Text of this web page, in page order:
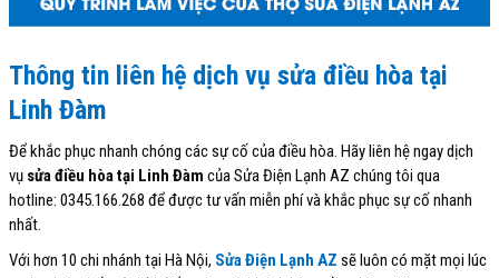
Thông tin liên hệ dịch vụ sửa điều hòa tại
Linh Đàm
Để khắc phục nhanh chóng các sự cố của điều hòa. Hãy liên hệ ngay dịch
vụ sửa điều hòa tại Linh Đàm của Sửa Điện Lạnh AZ chúng tôi qua
hotline: 0345.166.268 để được tư vấn miễn phí và khắc phục sự cố nhanh
nhất.
Với hơn 10 chi nhánh tại Hà Nội, Sửa Điện Lạnh AZ sẽ luôn có mặt mọi lúc